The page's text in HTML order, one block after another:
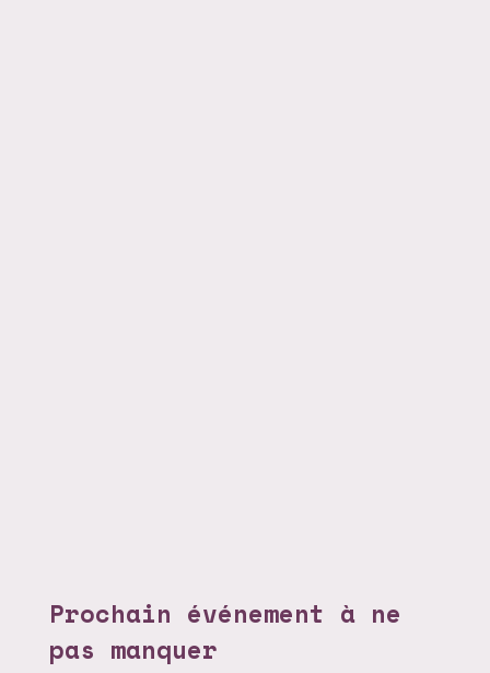
Prochain événement à ne
pas manquer